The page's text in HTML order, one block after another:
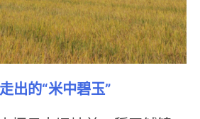
出的“米中碧玉”